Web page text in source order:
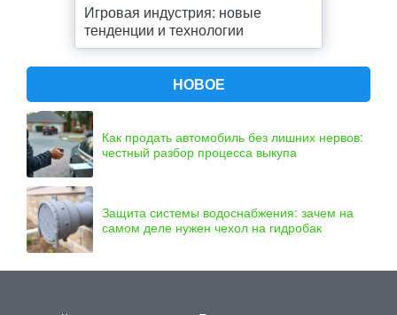
Игровая индустрия: новые
тенденции и технологии
НОВОЕ
Как продать автомобиль без лишних нервов:
честный разбор процесса выкупа
Защита системы водоснабжения: зачем на
самом деле нужен чехол на гидробак